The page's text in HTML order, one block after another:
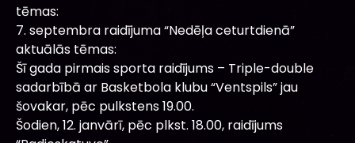
tēmas:
7. septembra raidījuma “Nedēļa ceturtdienā”
aktuālās tēmas:
Šī gada pirmais sporta raidījums – Triple-double
sadarbībā ar Basketbola klubu “Ventspils” jau
šovakar, pēc pulkstens 19.00.
Šodien, 12. janvārī, pēc plkst. 18.00, raidījums